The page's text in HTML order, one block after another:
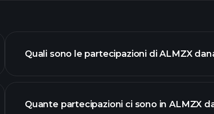
Quali sono le partecipazioni di ALMZX
Quante partecipazioni ci sono in ALMZX